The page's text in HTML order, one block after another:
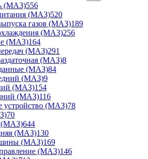
(МАЗ)556
(МАЗ)520
газов (МАЗ)189
(МАЗ)256
(МАЗ)164
(МАЗ)291
(МАЗ)8
(МАЗ)84
(МАЗ)9
(МАЗ)154
(МАЗ)116
устройство (МАЗ)78
70
(МАЗ)644
(МАЗ)130
шины (МАЗ)169
(МАЗ)146